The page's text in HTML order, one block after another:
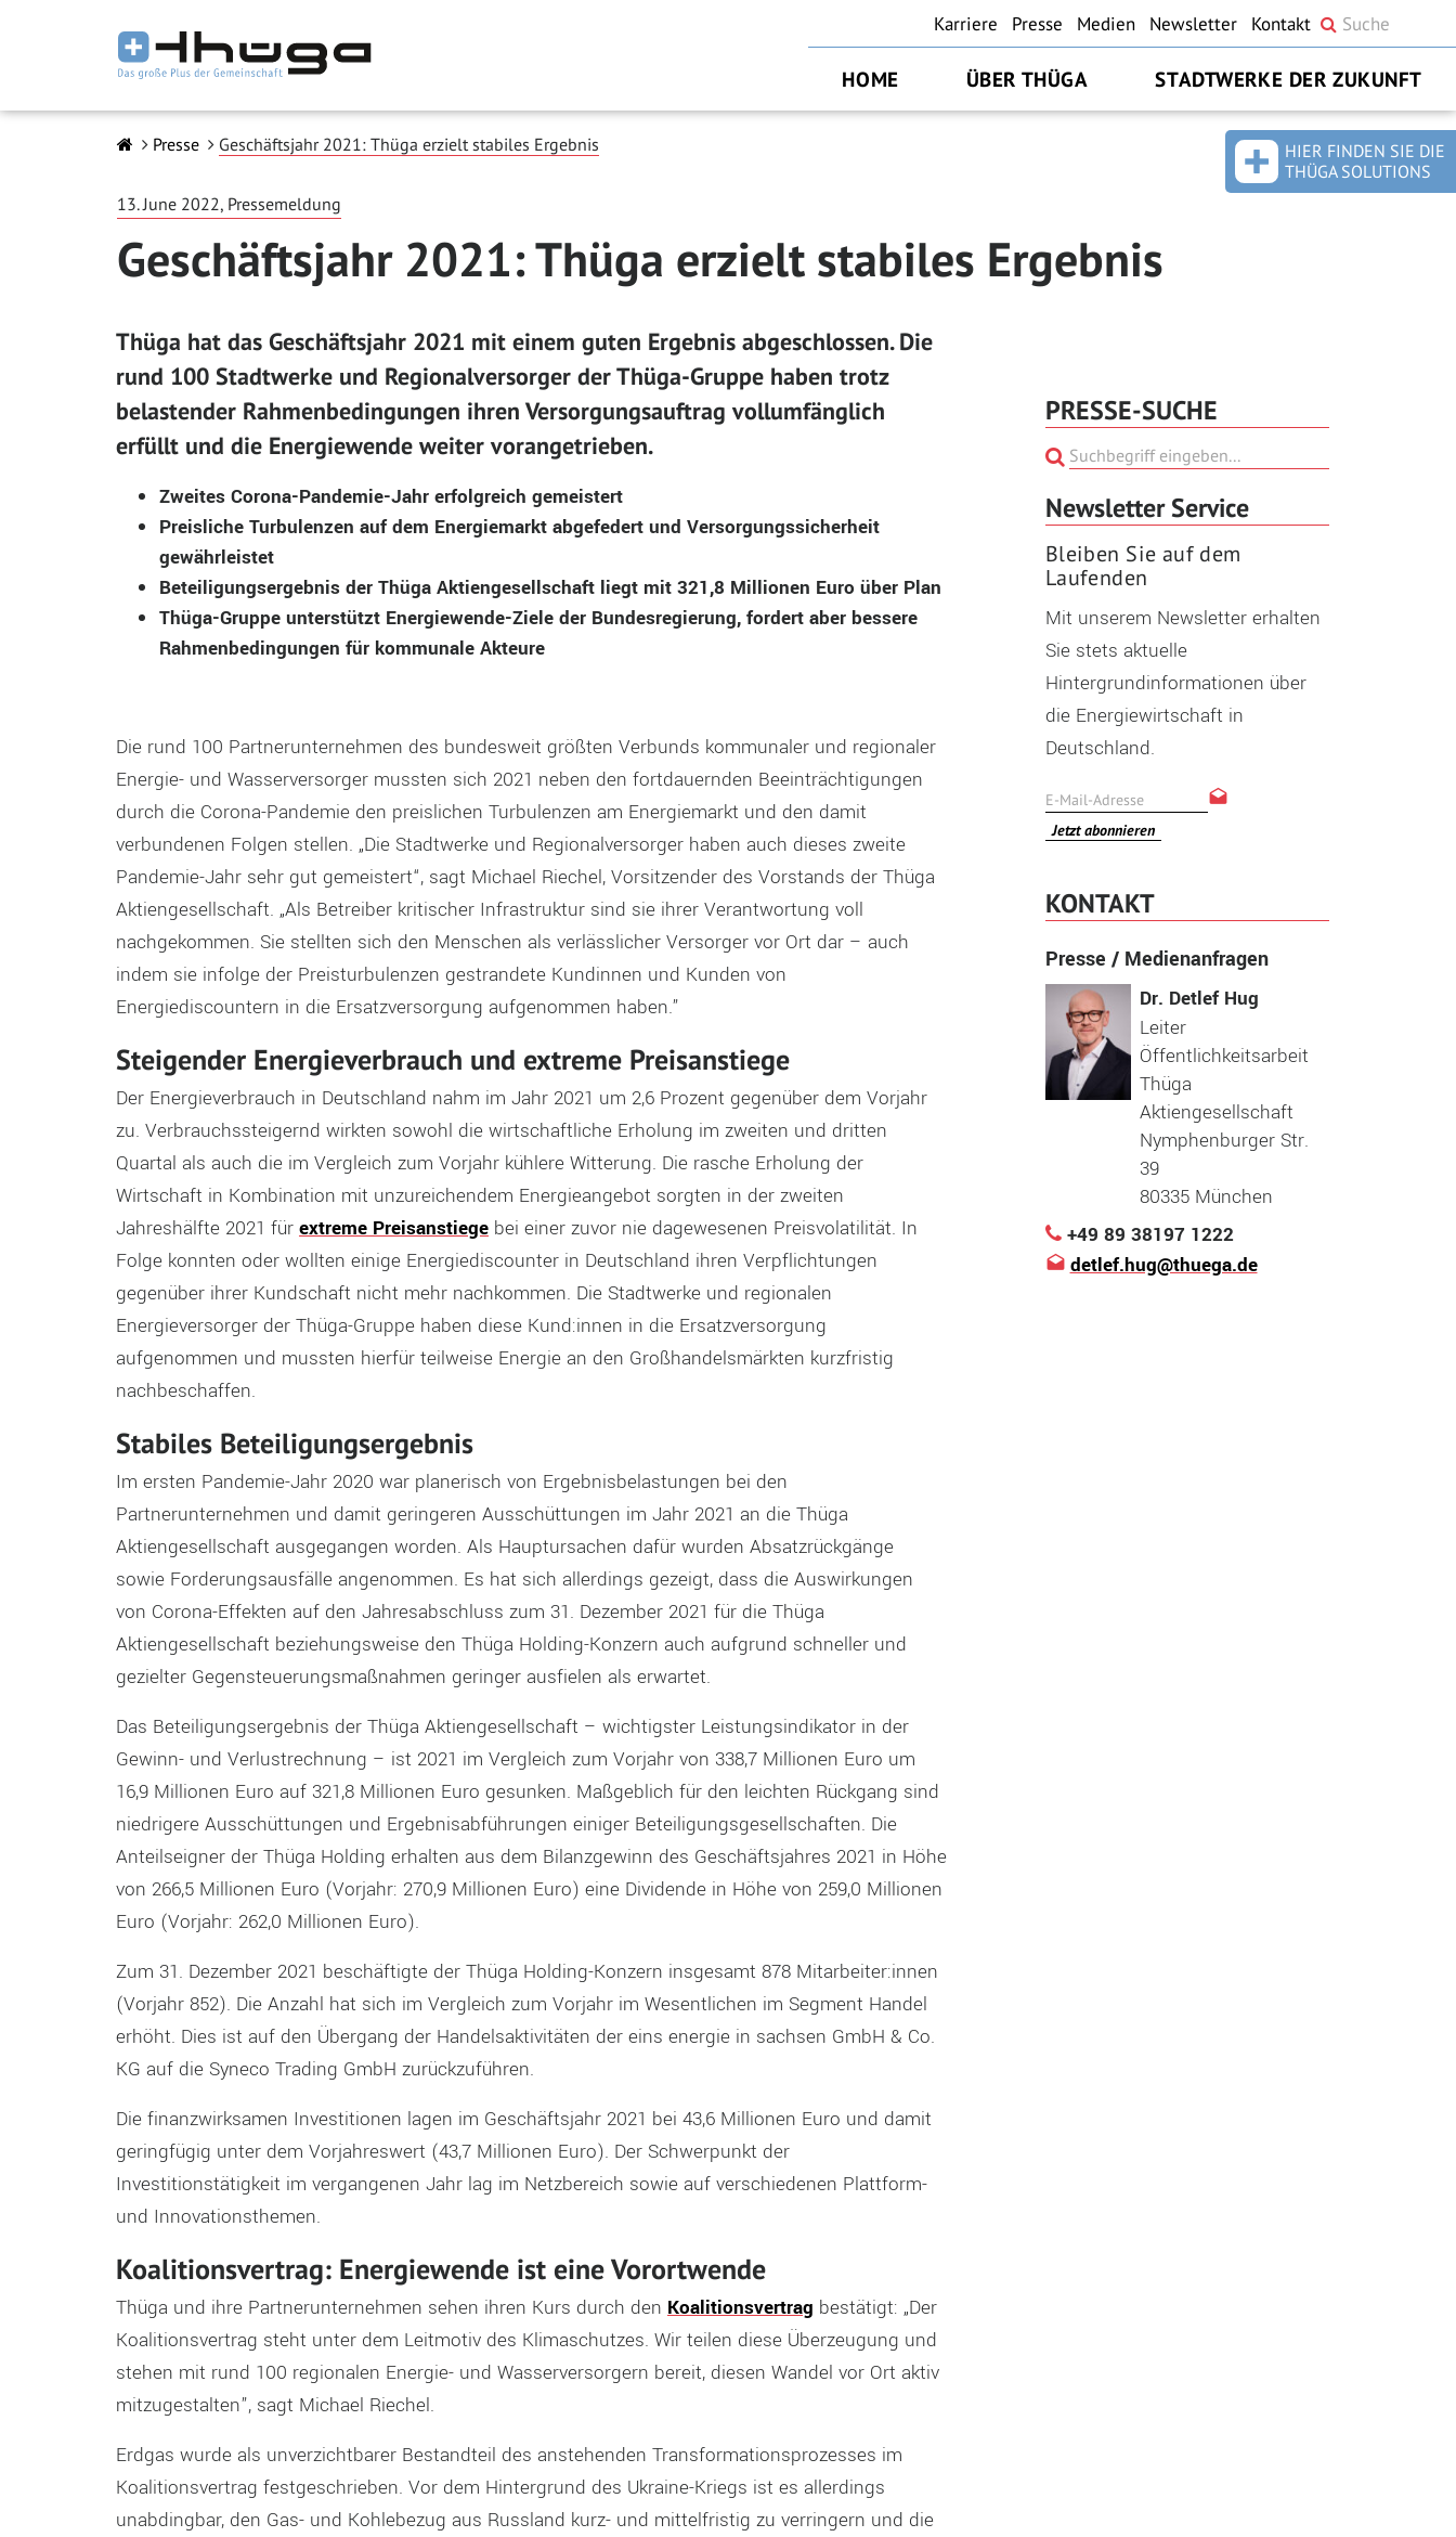
Karriere Presse Medien Newsletter Kontakt
HOME ÜBER THÜGA STADTWERKE DER ZUKUNFT
HIER FINDEN SIE DIE
THÜGA SOLUTIONS
Presse Geschäftsjahr 2021: Thüga erzielt stabiles Ergebnis
13. June 2022, Pressemeldung
Geschäftsjahr 2021: Thüga erzielt stabiles Ergebnis
Thüga hat das Geschäftsjahr 2021 mit einem guten Ergebnis abgeschlossen. Die
rund 100 Stadtwerke und Regionalversorger der Thüga-Gruppe haben trotz
belastender Rahmenbedingungen ihren Versorgungsauftrag vollumfänglich
erfüllt und die Energiewende weiter vorangetrieben.
Zweites Corona-Pandemie-Jahr erfolgreich gemeistert
Preisliche Turbulenzen auf dem Energiemarkt abgefedert und Versorgungssicherheit
gewährleistet
Beteiligungsergebnis der Thüga Aktiengesellschaft liegt mit 321,8 Millionen Euro über Plan
Thüga-Gruppe unterstützt Energiewende-Ziele der Bundesregierung, fordert aber bessere
Rahmenbedingungen für kommunale Akteure
Die rund 100 Partnerunternehmen des bundesweit größten Verbunds kommunaler und regionaler
Energie- und Wasserversorger mussten sich 2021 neben den fortdauernden Beeinträchtigungen
durch die Corona-Pandemie den preislichen Turbulenzen am Energiemarkt und den damit
verbundenen Folgen stellen. „Die Stadtwerke und Regionalversorger haben auch dieses zweite
Pandemie-Jahr sehr gut gemeistert“, sagt Michael Riechel, Vorsitzender des Vorstands der Thüga
Aktiengesellschaft. „Als Betreiber kritischer Infrastruktur sind sie ihrer Verantwortung voll
nachgekommen. Sie stellten sich den Menschen als verlässlicher Versorger vor Ort dar – auch
indem sie infolge der Preisturbulenzen gestrandete Kundinnen und Kunden von
Energiediscountern in die Ersatzversorgung aufgenommen haben.”
Steigender Energieverbrauch und extreme Preisanstiege
Der Energieverbrauch in Deutschland nahm im Jahr 2021 um 2,6 Prozent gegenüber dem Vorjahr
zu. Verbrauchssteigernd wirkten sowohl die wirtschaftliche Erholung im zweiten und dritten
Quartal als auch die im Vergleich zum Vorjahr kühlere Witterung. Die rasche Erholung der
Wirtschaft in Kombination mit unzureichendem Energieangebot sorgten in der zweiten
Jahreshälfte 2021 für extreme Preisanstiegebei einer zuvor nie dagewesenen Preisvolatilität. In
Folge konnten oder wollten einige Energiediscounter in Deutschland ihren Verpflichtungen
gegenüber ihrer Kundschaft nicht mehr nachkommen. Die Stadtwerke und regionalen
Energieversorger der Thüga-Gruppe haben diese Kund:innen in die Ersatzversorgung
aufgenommen und mussten hierfür teilweise Energie an den Großhandelsmärkten kurzfristig
nachbeschaffen.
Stabiles Beteiligungsergebnis
Im ersten Pandemie-Jahr 2020 war planerisch von Ergebnisbelastungen bei den
Partnerunternehmen und damit geringeren Ausschüttungen im Jahr 2021 an die Thüga
Aktiengesellschaft ausgegangen worden. Als Hauptursachen dafür wurden Absatzrückgänge
sowie Forderungsausfälle angenommen. Es hat sich allerdings gezeigt, dass die Auswirkungen
von Corona-Effekten auf den Jahresabschluss zum 31. Dezember 2021 für die Thüga
Aktiengesellschaft beziehungsweise den Thüga Holding-Konzern auch aufgrund schneller und
gezielter Gegensteuerungsmaßnahmen geringer ausfielen als erwartet.
Das Beteiligungsergebnis der Thüga Aktiengesellschaft – wichtigster Leistungsindikator in der
Gewinn- und Verlustrechnung – ist 2021 im Vergleich zum Vorjahr von 338,7 Millionen Euro um
16,9 Millionen Euro auf 321,8 Millionen Euro gesunken. Maßgeblich für den leichten Rückgang sind
niedrigere Ausschüttungen und Ergebnisabführungen einiger Beteiligungsgesellschaften. Die
Anteilseigner der Thüga Holding erhalten aus dem Bilanzgewinn des Geschäftsjahres 2021 in Höhe
von 266,5 Millionen Euro (Vorjahr: 270,9 Millionen Euro) eine Dividende in Höhe von 259,0 Millionen
Euro (Vorjahr: 262,0 Millionen Euro).
Zum 31. Dezember 2021 beschäftigte der Thüga Holding-Konzern insgesamt 878 Mitarbeiter:innen
(Vorjahr 852). Die Anzahl hat sich im Vergleich zum Vorjahr im Wesentlichen im Segment Handel
erhöht. Dies ist auf den Übergang der Handelsaktivitäten der eins energie in sachsen GmbH & Co.
KG auf die Syneco Trading GmbH zurückzuführen.
Die finanzwirksamen Investitionen lagen im Geschäftsjahr 2021 bei 43,6 Millionen Euro und damit
geringfügig unter dem Vorjahreswert (43,7 Millionen Euro). Der Schwerpunkt der
Investitionstätigkeit im vergangenen Jahr lag im Netzbereich sowie auf verschiedenen Plattform-
und Innovationsthemen.
Koalitionsvertrag: Energiewende ist eine Vorortwende
Thüga und ihre Partnerunternehmen sehen ihren Kurs durch den Koalitionsvertrag bestätigt: „Der
Koalitionsvertrag steht unter dem Leitmotiv des Klimaschutzes. Wir teilen diese Überzeugung und
stehen mit rund 100 regionalen Energie- und Wasserversorgern bereit, diesen Wandel vor Ort aktiv
mitzugestalten”, sagt Michael Riechel.
Erdgas wurde als unverzichtbarer Bestandteil des anstehenden Transformationsprozesses im
Koalitionsvertrag festgeschrieben. Vor dem Hintergrund des Ukraine-Kriegs ist es allerdings
unabdingbar, den Gas- und Kohlebezug aus Russland kurz- und mittelfristig zu verringern und die
PRESSE-SUCHE
Newsletter Service
Bleiben Sie auf dem
Laufenden
Mit unserem Newsletter erhalten
Sie stets aktuelle
Hintergrundinformationen über
die Energiewirtschaft in
Deutschland.
Jetzt abonnieren
KONTAKT
Presse / Medienanfragen
Dr. Detlef Hug
Leiter
Öffentlichkeitsarbeit
Thüga
Aktiengesellschaft
Nymphenburger Str.
39
80335 München
+49 89 38197 1222
detlef.hug@thuega.de